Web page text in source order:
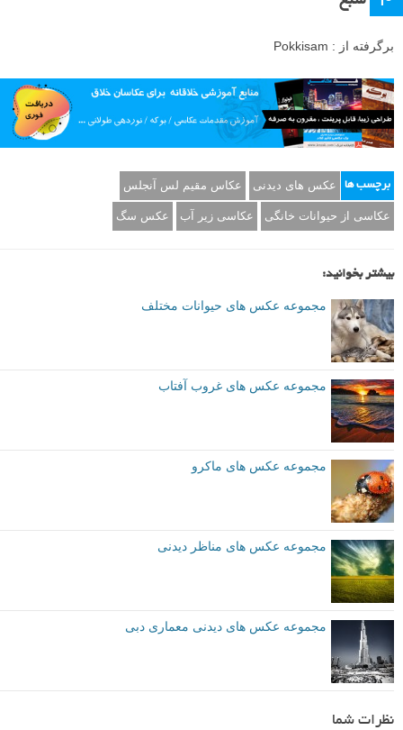
برگرفته از : Pokkisam
برچسب ها عکس های دیدنی عکاس مقیم لس آنجلس
عکاسی از حیوانات خانگی عکاسی زیر آب عکس سگ
بیشتر بخوانید:
مجموعه عکس های حیوانات مختلف
مجموعه عکس های غروب آفتاب
مجموعه عکس های ماکرو
مجموعه عکس های مناظر دیدنی
مجموعه عکس های دیدنی معماری دبی
نظرات شما